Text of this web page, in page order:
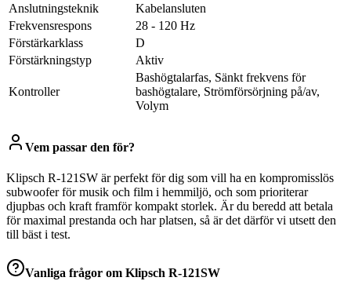
Anslutningsteknik
Kabelansluten
Frekvensrespons
28 - 120 Hz
Förstärkarklass
D
Förstärkningstyp
Aktiv
Kontroller
Bashögtalarfas, Sänkt frekvens för
bashögtalare, Strömförsörjning på/av,
Volym
Vem passar den för?
Klipsch R-121SW är perfekt för dig som vill ha en kompromisslös
subwoofer för musik och film i hemmiljö, och som prioriterar
djupbas och kraft framför kompakt storlek. Är du beredd att betala
för maximal prestanda och har platsen, så är det därför vi utsett den
till bäst i test.
Vanliga frågor om Klipsch R-121SW